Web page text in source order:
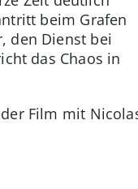
beim Grafen
den Dienst bei
das Chaos in
Film mit